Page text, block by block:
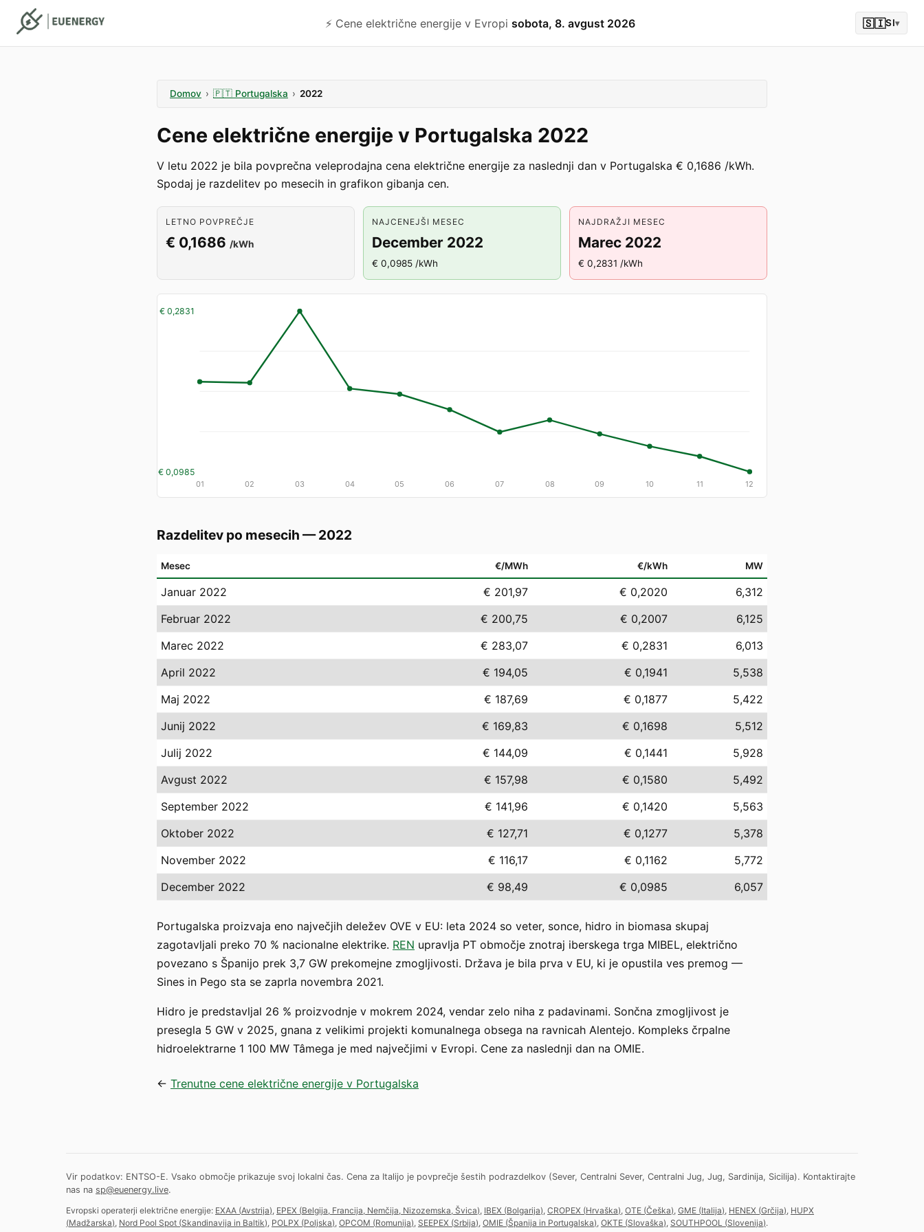
⚡️ Cene električne energije v Evropi sobota, 8. avgust 2026 🇸🇮SI▾
Domov › 🇵🇹 Portugalska › 2022
Cene električne energije v Portugalska 2022
V letu 2022 je bila povprečna veleprodajna cena električne energije za naslednji dan v Portugalska € 0,1686 /kWh.
Spodaj je razdelitev po mesecih in grafikon gibanja cen.
LETNO POVPREČJE
€ 0,1686 /kWh
NAJCENEJŠI MESEC
December 2022
€ 0,0985 /kWh
NAJDRAŽJI MESEC
Marec 2022
€ 0,2831 /kWh
€ 0,2831
€ 0,0985
01 02 03 04 05 06 07 08 09 10 11 12
Razdelitev po mesecih — 2022
Mesec €/MWh €/kWh MW
Januar 2022 € 201,97 € 0,2020
6,312
Februar 2022
€ 200,75 € 0,2007
6,125
Marec 2022
€ 283,07 € 0,2831
6,013
April 2022
€ 194,05 € 0,1941
5,538
Maj 2022
€ 187,69 € 0,1877
5,422
Junij 2022
€ 169,83 € 0,1698
5,512
Julij 2022
€ 144,09 € 0,1441
5,928
Avgust 2022
€ 157,98 € 0,1580
5,492
September 2022
€ 141,96 € 0,1420
5,563
Oktober 2022
€ 127,71 € 0,1277
5,378
November 2022
€ 116,17 € 0,1162
5,772
December 2022
€ 98,49 € 0,0985 6,057
Portugalska proizvaja eno največjih deležev OVE v EU: leta 2024 so veter, sonce, hidro in biomasa skupaj
zagotavljali preko 70 % nacionalne elektrike. REN upravlja PT območje znotraj iberskega trga MIBEL, električno
povezano s Španijo prek 3,7 GW prekomejne zmogljivosti. Država je bila prva v EU, ki je opustila ves premog —
Sines in Pego sta se zaprla novembra 2021.
Hidro je predstavljal 26 % proizvodnje v mokrem 2024, vendar zelo niha z padavinami. Sončna zmogljivost je
presegla 5 GW v 2025, gnana z velikimi projekti komunalnega obsega na ravnicah Alentejo. Kompleks črpalne
hidroelektrarne 1 100 MW Tâmega je med največjimi v Evropi. Cene za naslednji dan na OMIE.
← Trenutne cene električne energije v Portugalska
Vir podatkov: ENTSO-E. Vsako območje prikazuje svoj lokalni čas. Cena za Italijo je povprečje šestih podrazdelkov (Sever, Centralni Sever, Centralni Jug, Jug, Sardinija, Sicilija). Kontaktirajte
nas na sp@euenergy.live.
Evropski operaterji električne energije: EXAA (Avstrija), EPEX (Belgija, Francija, Nemčija, Nizozemska, Švica), IBEX (Bolgarija), CROPEX (Hrvaška), OTE (Češka), GME (Italija), HENEX (Grčija), HUPX
(Madžarska), Nord Pool Spot (Skandinavija in Baltik), POLPX (Poljska), OPCOM (Romunija), SEEPEX (Srbija), OMIE (Španija in Portugalska), OKTE (Slovaška), SOUTHPOOL (Slovenija).